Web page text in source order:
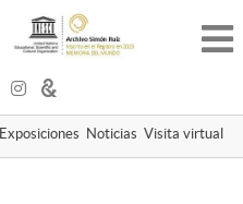
Exposiciones Noticias Visita virtual